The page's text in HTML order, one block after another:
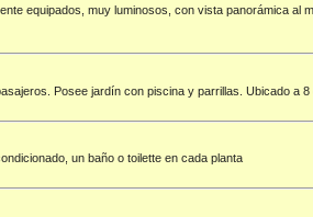
equipados, muy luminosos, con vista panorámica al
Posee jardín con piscina y parrillas. Ubicado a
un baño o toilette en cada planta